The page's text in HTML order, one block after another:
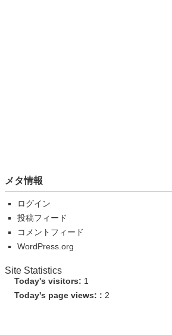
メタ情報
ログイン
投稿フィード
コメントフィード
WordPress.org
Site Statistics
Today's visitors: 1
Today's page views: : 2